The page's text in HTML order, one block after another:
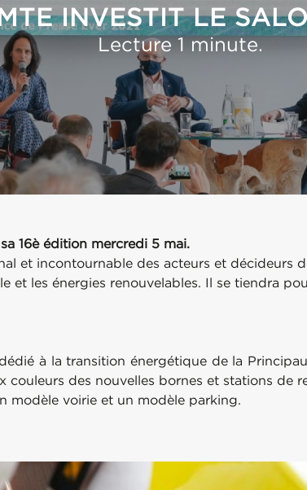
INVESTIT LE
Lecture 1 minute.
16è édition mercredi 5 mai.
et incontournable des acteurs et décideurs
les énergies renouvelables. Il se tiendra
à la transition énergétique de la
couleurs des nouvelles bornes et stations de
modèle voirie et un modèle parking.